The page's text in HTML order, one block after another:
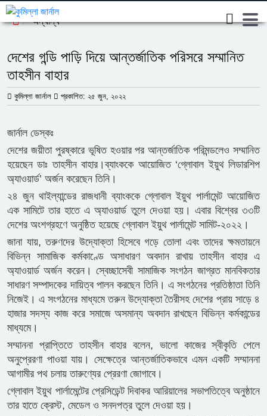
অন্যান্য
দেশের গন্ডি পাড়ি দিয়ে আন্তর্জাতিক পরিসরে সম্মানিত
তাহসীন বাহার
কুমিল্লা জার্নাল প্রকাশিত: ২৫ জুন, ২০২২
জার্নাল ডেস্কঃ
দেশের জয়ীতা পুরষ্কারে ভূষিত হওয়ার পর আন্তর্জাতিক পরিমন্ডলেও সম্মানিত
হয়েছেন ডাঃ তাহসীন বাহার।ব্যাংককে আয়োজিত ‘গ্লোবাল ইয়ুথ লিডারশিপ
অ্যাওয়ার্ড’ অর্জন করেছেন তিনি।
২৪ জুন থাইল্যান্ডের রাজধানী ব্যাংককে গ্লোবাল ইয়ুথ পার্লামেন্ট আয়োজিত
এক সামিটে তার হাতে এ অ্যাওয়ার্ড তুলে দেওয়া হয়। এবার বিশ্বের ৩৩টি
দেশের অংশগ্রহণে অনুষ্ঠিত হয়েছে গ্লোবাল ইয়ুথ পার্লামেন্ট সামিট-২০২২।
জানা যায়, তরুণদের উদ্যোক্তা হিসেবে গড়ে তোলা এবং তাদের ক্ষমতায়নে
বিভিন্ন সামাজিক কর্মকাণ্ডে অসাধারণ অবদান রাখায় তাহসীন বাহার এ
অ্যাওয়ার্ড অর্জন করেন। স্বেচ্ছাসেবী সামাজিক সংগঠন জাগ্রত মানবিকতার
সাধারণ সম্পাদকের দায়িত্ব পালন করছেন তিনি। এ সংগঠনের প্রতিষ্ঠাতা তিনি
নিজেই। এ সংগঠনের মাধ্যমে তরুন উদ্যোক্তা তৈরীসহ দেশের প্রায় সাড়ে ৪
হাজার সদস্য কাজ করে সমাজে অসমান্য অবদান রাখছেন বিভিন্ন কর্মকান্ডের
মাধ্যমে।
সম্মাননা প্রাপ্তিতে তাহসীন বাহার বলেন, ভালো কাজের স্বীকৃতি পেলে
অনুপ্রেরণা পাওয়া যায়। সেক্ষেত্রে আন্তর্জাতিকভাবে এমন একটি সম্মাননা
আগামীর পথ চলায় তারুণ্যের প্রেরণা জোগাবে।
গ্লোবাল ইয়ুথ পার্লামেন্টের প্রেসিডেন্ট দিবাকর আরিয়ালের সভাপতিত্বে অনুষ্ঠানে
তার হাতে ক্রেস্ট, মেডেল ও সনদপত্র তুলে দেওয়া হয়।